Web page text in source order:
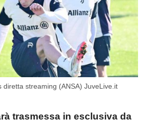
diretta streaming (ANSA) JuveLive.it
trasmessa in esclusiva da